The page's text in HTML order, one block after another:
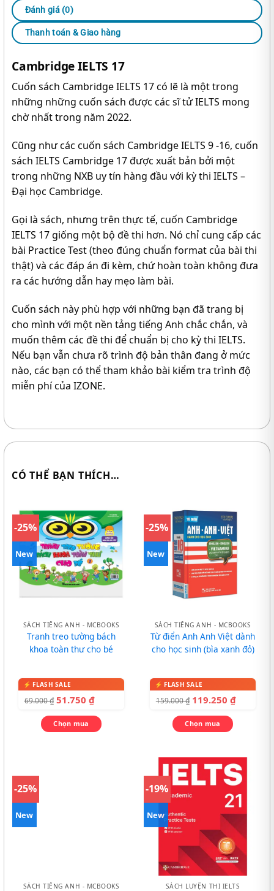
Đánh giá (0)
Thanh toán & Giao hàng
Cambridge IELTS 17
Cuốn sách Cambridge IELTS 17 có lẽ là một trong
những những cuốn sách được các sĩ tử IELTS mong
chờ nhất trong năm 2022.
Cũng như các cuốn sách Cambridge IELTS 9 -16, cuốn
sách IELTS Cambridge 17 được xuất bản bởi một
trong những NXB uy tín hàng đầu với kỳ thi IELTS –
Đại học Cambridge.
Gọi là sách, nhưng trên thực tế, cuốn Cambridge
IELTS 17 giống một bộ đề thi hơn. Nó chỉ cung cấp các
bài Practice Test (theo đúng chuẩn format của bài thi
thật) và các đáp án đi kèm, chứ hoàn toàn không đưa
ra các hướng dẫn hay mẹo làm bài.
Cuốn sách này phù hợp với những bạn đã trang bị
cho mình với một nền tảng tiếng Anh chắc chắn, và
muốn thêm các đề thi để chuẩn bị cho kỳ thi IELTS.
Nếu bạn vẫn chưa rõ trình độ bản thân đang ở mức
nào, các bạn có thể tham khảo bài kiểm tra trình độ
miễn phí của IZONE.
CÓ THỂ BẠN THÍCH…
-25%
New
SÁCH TIẾNG ANH - MCBOOKS
Tranh treo tường bách
khoa toàn thư cho bé
69.000₫ 51.750 ₫
Chọn mua
-25%
New
SÁCH TIẾNG ANH - MCBOOKS
Từ điển Anh Anh Việt dành
cho học sinh (bìa xanh đỏ)
159.000₫ 119.250 ₫
Chọn mua
-25%
New
SÁCH TIẾNG ANH - MCBOOKS
-19%
New
SÁCH LUYỆN THI IELTS